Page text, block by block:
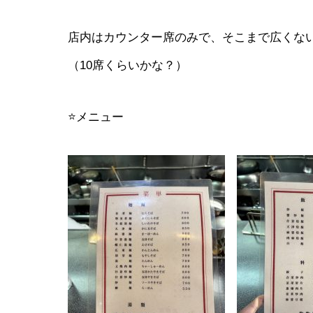
店内はカウンター席のみで、そこまで広くな
（10席くらいかな？）
⭐メニュー